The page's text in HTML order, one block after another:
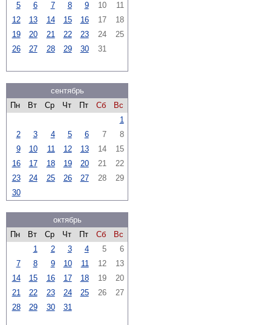
5
6 7 8 9 10
11
12
13 14 15 16 17
18
19
20 21 22 23 24
25
26
27 28 29 30 31
сентябрь
Пн
Вт Ср Чт Пт Сб
Вс
1
2
3 4 5 6 7
8
9
10 11 12 13 14
15
16
17 18 19 20 21
22
23
24 25 26 27 28
29
30
октябрь
Пн
Вт Ср Чт Пт Сб
Вс
1
2 3 4 5
6
7
8 9 10 11 12
13
14
15 16 17 18 19
20
21
22 23 24 25 26
27
28
29 30 31